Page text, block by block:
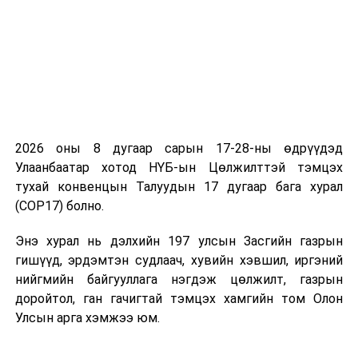
эрчимжүүлэх
үүрэг бүхий
ажлын хэсгийн
4
Ёс зүй,
сахилга
хариуцлагын
байнгын
Төрийн албан
хаагчийн ёс зүйн
тухай хуулийн
төсөл болон
14.00
“Их
засаг”
2026 оны 8 дугаар сарын 17-28-ны өдрүүдэд
Улаанбаатар хотод НҮБ-ын Цөлжилттэй тэмцэх
тухай конвенцын Талуудын 17 дугаар бага хурал
(COP17) болно.
Энэ хурал нь дэлхийн 197 улсын Засгийн газрын
гишүүд, эрдэмтэн судлаач, хувийн хэвшил, иргэний
нийгмийн байгууллага нэгдэж цөлжилт, газрын
доройтол, ган гачигтай тэмцэх хамгийн том Олон
Улсын арга хэмжээ юм.